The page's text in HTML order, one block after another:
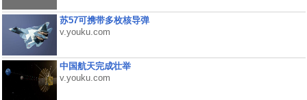
苏57可携带多枚核导弹
v.youku.com
中国航天完成壮举
v.youku.com